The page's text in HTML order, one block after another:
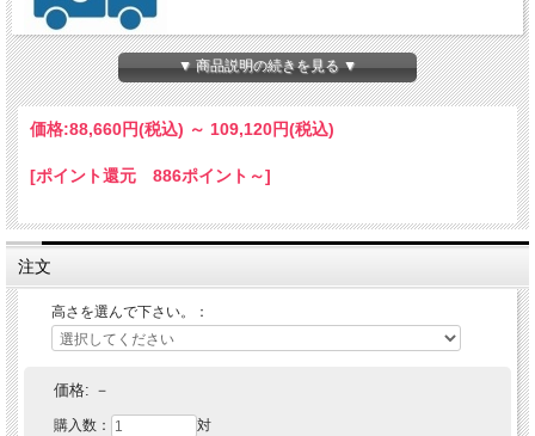
●送料無料です。
●別サイズ、特注仕様は別途お見積りさせていただきます。
●納期の目安：ご注文確認後、7営業日。
▼ 商品説明の続きを見る ▼
価格:88,660円(税込) ～ 109,120円(税込)
[ポイント還元 886ポイント～]
注文
高さを選んで下さい。：
価格: －
購入数： 対